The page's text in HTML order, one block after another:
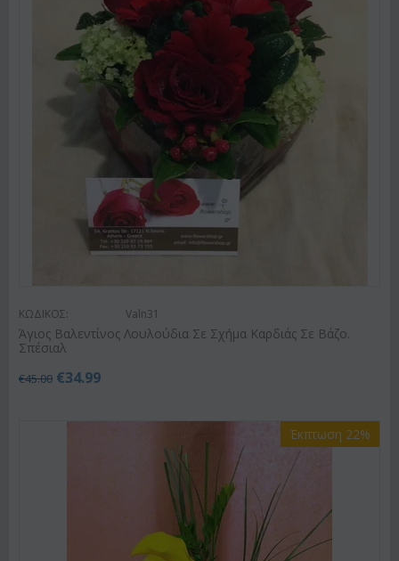
ΚΩΔΙΚΟΣ: Valn31
Άγιος Βαλεντίνος Λουλούδια Σε Σχήμα Καρδιάς Σε Βάζο.
Σπέσιαλ
€45.00 €34.99
Έκπτωση 22%